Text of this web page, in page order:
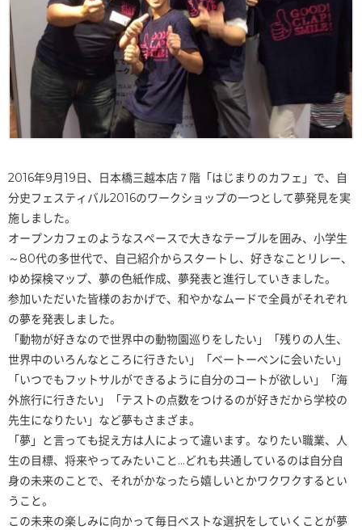
2016年9月19日、日本橋三越本店７階「はじまりのカフェ」で、自
分史フェスティバル2016のワークショップの一つとして夢発見を実
施しました。
オープンカフェのようなスペースで大きなテーブルを囲み、小学生
～80代の多世代で、自己紹介からスタートし、好きなことリレー、
ゆめ探検マップ、夢の色紙作成、夢発表と進行していきました。
参加いただいた皆様のおかげで、和やかなムードで全員がそれぞれ
の夢を発表しました。
「動物が好きなので世界中の動物園巡りをしたい」「残りの人生、
世界中のいろんなところに行きたい」「ベートーベンに会いたい」
「いつでもフットサルができるように自分のコートが欲しい」「海
外旅行に行きたい」「テストの点数をつけるのが好きだから学校の
先生になりたい」など夢もさまざま。
「夢」と言っても捉え方は人によって違います。なりたい職業、人
生の目標、将来やってみたいこと…どれも共通しているのは自分自
身の未来のことで、それがかなったら嬉しいとかワクワクするとい
うこと。
この未来の楽しみに向かって毎日ベストな選択をしていくことが夢